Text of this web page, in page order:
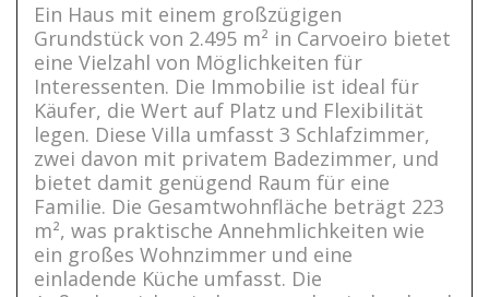
Ein Haus mit einem großzügigen
Grundstück von 2.495 m² in Carvoeiro bietet
eine Vielzahl von Möglichkeiten für
Interessenten. Die Immobilie ist ideal für
Käufer, die Wert auf Platz und Flexibilität
legen. Diese Villa umfasst 3 Schlafzimmer,
zwei davon mit privatem Badezimmer, und
bietet damit genügend Raum für eine
Familie. Die Gesamtwohnfläche beträgt 223
m², was praktische Annehmlichkeiten wie
ein großes Wohnzimmer und eine
einladende Küche umfasst. Die